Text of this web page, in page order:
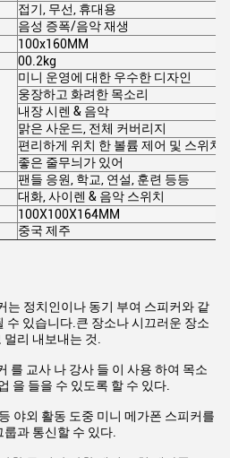
접기, 무선, 휴대용
음성 증폭/음악 재생
100x160MM
00.2kg
미니 운영에 대한 우수한 디자인
웅장하고 화려한 목소리
내장 시렌 & 음악
맑은 사운드, 전체 커버리지
편리하게 위치 한 볼륨 제어 및 스위치
좋은 줄무늬가 있어
팬들 응원, 학교, 연설, 훈련 등등
대화, 사이렌 & 음악 스위치
100X100X164MM
중국 제주
는 정치인이나 동기 부여 스피커와 같
수 있습니다.큰 장소나 시끄러운 장소
리 내보내는 것.
를 교사 나 강사 들 이 사용 하여 목소
을 들을 수 있도록 할 수 있다.
야외 활동 도중 미니 메가폰 스피커를
과 통신할 수 있다.